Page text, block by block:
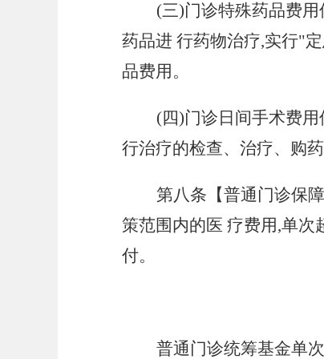
(三)门诊特殊药品费
药品进 行药物治疗,实行"
品费用。
(四)门诊日间手术费
行治疗的检查、治疗、购药
第八条【普通门诊保
策范围内的医 疗费用,单次
付。
普通门诊统筹基金单